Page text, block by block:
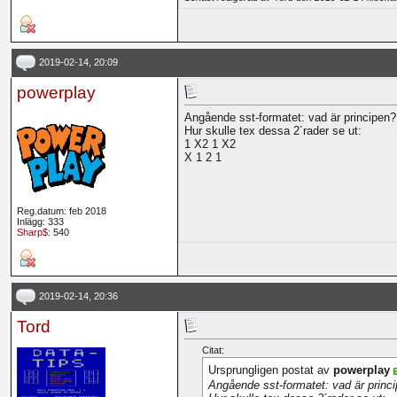
2019-02-14, 20:09
powerplay
Reg.datum: feb 2018
Inlägg: 333
Sharp$: 540
Angående sst-formatet: vad är principen?
Hur skulle tex dessa 2´rader se ut:
1 X2 1 X2
X 1 2 1
2019-02-14, 20:36
Tord
Citat:
Ursprungligen postat av powerplay
Angående sst-formatet: vad är